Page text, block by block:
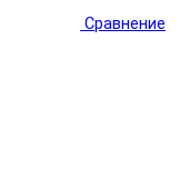
Сравнение